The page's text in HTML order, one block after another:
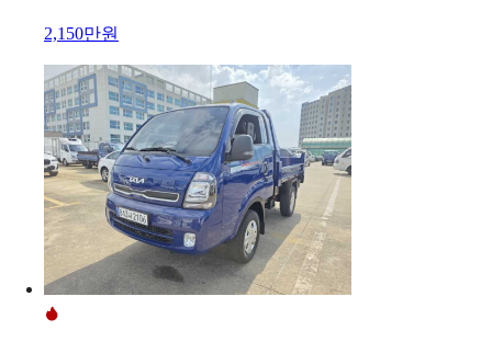
2,150만원